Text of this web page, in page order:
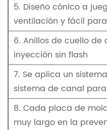
5. Diseño cónico a
ventilación y fácil
6. Anillos de cuello
inyección sin flash
7. Se aplica un
sistema de canal
8. Cada placa de
muy largo en la